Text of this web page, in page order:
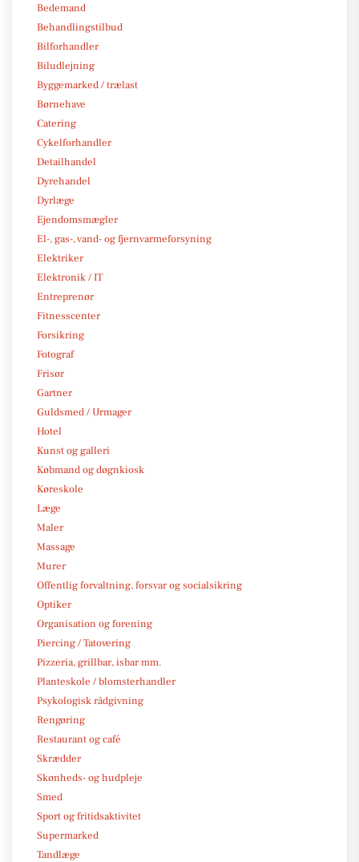
Bedemand
Behandlingstilbud
Bilforhandler
Biludlejning
Byggemarked / trælast
Børnehave
Catering
Cykelforhandler
Detailhandel
Dyrehandel
Dyrlæge
Ejendomsmægler
El-, gas-, vand- og fjernvarmeforsyning
Elektriker
Elektronik / IT
Entreprenør
Fitnesscenter
Forsikring
Fotograf
Frisør
Gartner
Guldsmed / Urmager
Hotel
Kunst og galleri
Købmand og døgnkiosk
Køreskole
Læge
Maler
Massage
Murer
Offentlig forvaltning, forsvar og socialsikring
Optiker
Organisation og forening
Piercing / Tatovering
Pizzeria, grillbar, isbar mm.
Planteskole / blomsterhandler
Psykologisk rådgivning
Rengøring
Restaurant og café
Skrædder
Skønheds- og hudpleje
Smed
Sport og fritidsaktivitet
Supermarked
Tandlæge